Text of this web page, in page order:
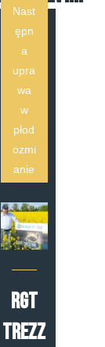
Nast
ępn
a
upra
wa
w
płod
ozmi
anie
RGT
Trezz